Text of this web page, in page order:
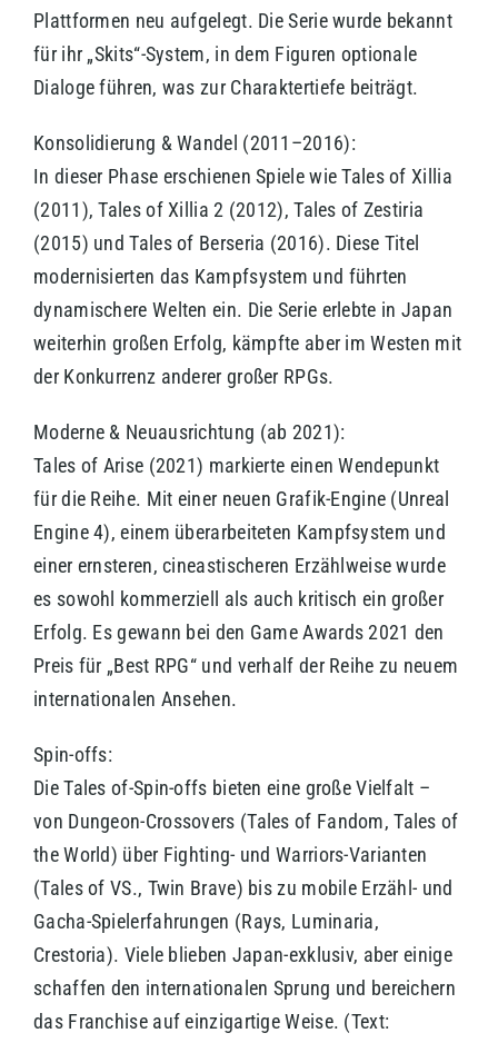
Plattformen neu aufgelegt. Die Serie wurde bekannt
für ihr „Skits“-System, in dem Figuren optionale
Dialoge führen, was zur Charaktertiefe beiträgt.
Konsolidierung & Wandel (2011–2016):
In dieser Phase erschienen Spiele wie Tales of Xillia
(2011), Tales of Xillia 2 (2012), Tales of Zestiria
(2015) und Tales of Berseria (2016). Diese Titel
modernisierten das Kampfsystem und führten
dynamischere Welten ein. Die Serie erlebte in Japan
weiterhin großen Erfolg, kämpfte aber im Westen mit
der Konkurrenz anderer großer RPGs.
Moderne & Neuausrichtung (ab 2021):
Tales of Arise (2021) markierte einen Wendepunkt
für die Reihe. Mit einer neuen Grafik-Engine (Unreal
Engine 4), einem überarbeiteten Kampfsystem und
einer ernsteren, cineastischeren Erzählweise wurde
es sowohl kommerziell als auch kritisch ein großer
Erfolg. Es gewann bei den Game Awards 2021 den
Preis für „Best RPG“ und verhalf der Reihe zu neuem
internationalen Ansehen.
Spin-offs:
Die Tales of-Spin-offs bieten eine große Vielfalt –
von Dungeon-Crossovers (Tales of Fandom, Tales of
the World) über Fighting- und Warriors-Varianten
(Tales of VS., Twin Brave) bis zu mobile Erzähl- und
Gacha-Spielerfahrungen (Rays, Luminaria,
Crestoria). Viele blieben Japan-exklusiv, aber einige
schaffen den internationalen Sprung und bereichern
das Franchise auf einzigartige Weise. (Text: